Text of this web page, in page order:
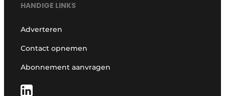
HANDIGE LINKS
Adverteren
Contact opnemen
Abonnement aanvragen